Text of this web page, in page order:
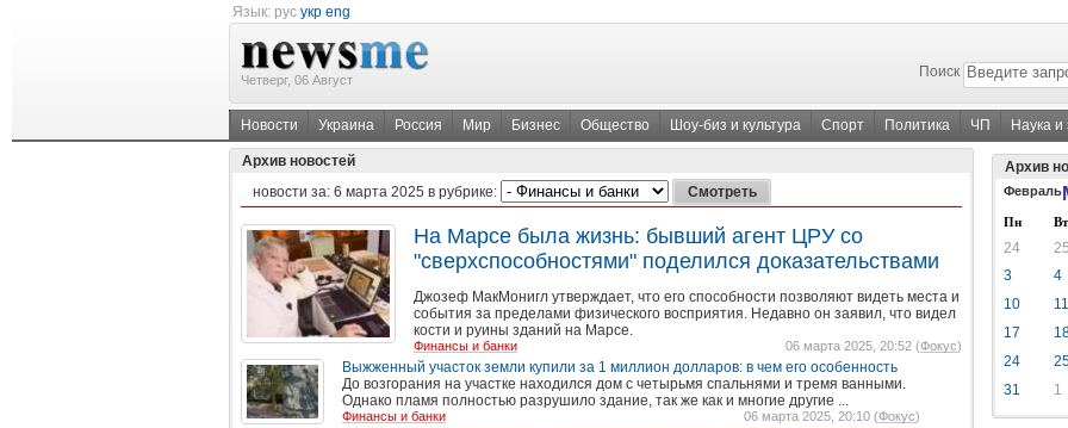
Язык: рус укр eng
Четверг, 06 Август Поиск
Новости Украина Россия Мир Бизнес Общество Шоу-биз и культура Спорт Политика ЧП Наука и
Архив новостей
новости за: 6 марта 2025 в рубрике:
На Марсе была жизнь: бывший агент ЦРУ со
"сверхспособностями" поделился доказательствами
Джозеф МакМонигл утверждает, что его способности позволяют видеть места и
события за пределами физического восприятия. Недавно он заявил, что видел
кости и руины зданий на Марсе.
Финансы и банки 06 марта 2025, 20:52 (Фокус)
Выжженный участок земли купили за 1 миллион долларов: в чем его особенность
До возгорания на участке находился дом с четырьмя спальнями и тремя ванными.
Однако пламя полностью разрушило здание, так же как и многие другие ...
Финансы и банки 06 марта 2025, 20:10 (Фокус)
Архив
Февраль
Пн Вт
24 25
3
4
10
11
17
24
31
1